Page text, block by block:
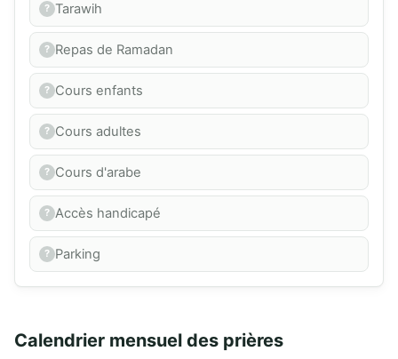
Tarawih
Repas de Ramadan
Cours enfants
Cours adultes
Cours d'arabe
Accès handicapé
Parking
Calendrier mensuel des prières